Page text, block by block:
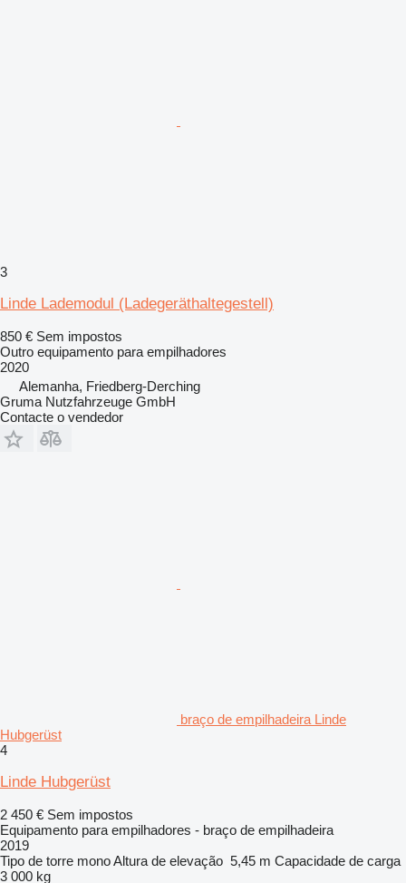
3
Linde Lademodul (Ladegeräthaltegestell)
850 € Sem impostos
Outro equipamento para empilhadores
2020
Alemanha, Friedberg-Derching
Gruma Nutzfahrzeuge GmbH
Contacte o vendedor
braço de empilhadeira Linde
Hubgerüst
4
Linde Hubgerüst
2 450 € Sem impostos
Equipamento para empilhadores - braço de empilhadeira
2019
Tipo de torre monoAltura de elevação 5,45 m Capacidade de carga
3 000 kg